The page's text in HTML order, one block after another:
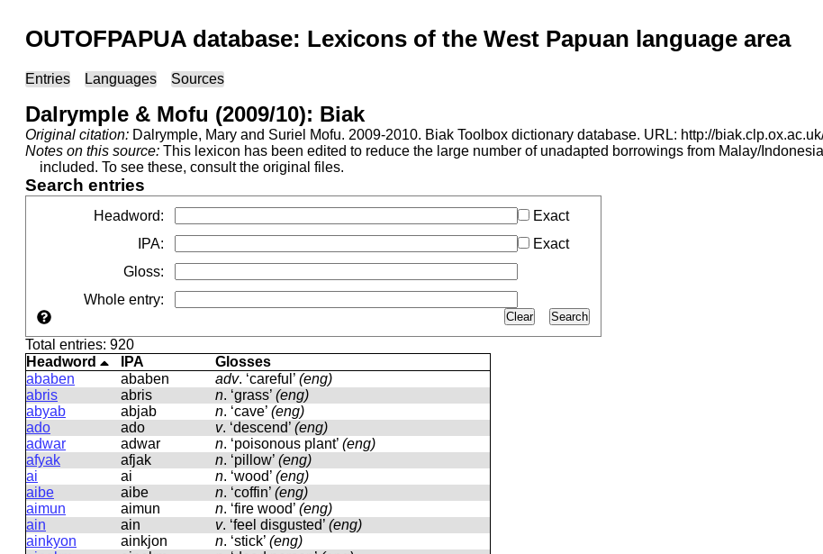
OUTOFPAPUA database: Lexicons of the West Papuan language area
Entries Languages Sources
Dalrymple & Mofu (2009/10): Biak
Original citation: Dalrymple, Mary and Suriel Mofu. 2009-2010. Biak Toolbox dictionary database. URL: http://
Notes on this source: This lexicon has been edited to reduce the large number of unadapted borrowings from Malay/
included. To see these, consult the original files.
Search entries
Headword:
Exact
IPA:
Exact
Gloss:
Whole entry:
Search
Clear
Total entries: 920
Headword
IPA
Glosses
ababen
ababen adv. ‘careful’ (eng)
abris
abris n. ‘grass’ (eng)
abyab
abjab n. ‘cave’ (eng)
ado
ado v. ‘descend’ (eng)
adwar
adwar n. ‘poisonous plant’ (eng)
afyak
afjak n. ‘pillow’ (eng)
ai
ai n. ‘wood’ (eng)
aibe
aibe n. ‘coffin’ (eng)
aimun
aimun n. ‘fire wood’ (eng)
ain
ain v. ‘feel disgusted’ (eng)
ainkyon
ainkjon n. ‘stick’ (eng)